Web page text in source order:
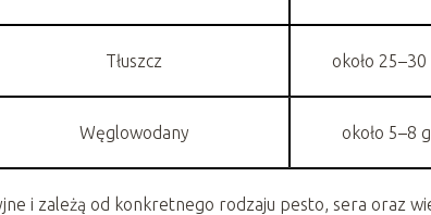
Tłuszcz około 25–30
Węglowodany około 5–8 g
i zależą od konkretnego rodzaju pesto, sera oraz